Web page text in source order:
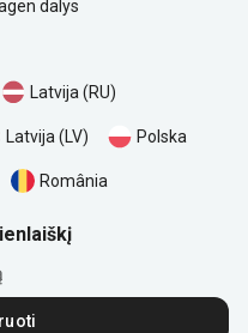
dalys
Latvija (RU)
Latvija (LV) Polska
România